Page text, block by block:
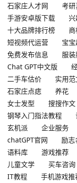
石家庄人才网
考
手游安卓版下载
十大品牌排行榜
商
短视频代运营
宝宝
免费发布信息
服
Chat GPT中文版
二手车估价
实用
石家庄点痣
养花
女士发型
搜搜作文
钢琴入门指法教程
玄机派
企业服务
chatGPT官网
励志
语料库
游戏推荐
儿童文学
买车咨询
IT教程
手机游戏